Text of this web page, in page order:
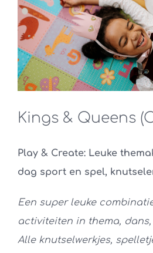
Kings & Queens
Play & Create: Leuke
dag sport en spel,
Een super leuke
activiteiten in thema,
Alle knutselwerkjes,